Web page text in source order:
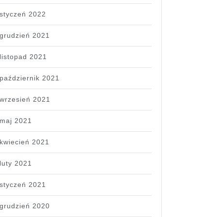
styczeń 2022
grudzień 2021
listopad 2021
październik 2021
wrzesień 2021
maj 2021
kwiecień 2021
luty 2021
styczeń 2021
grudzień 2020